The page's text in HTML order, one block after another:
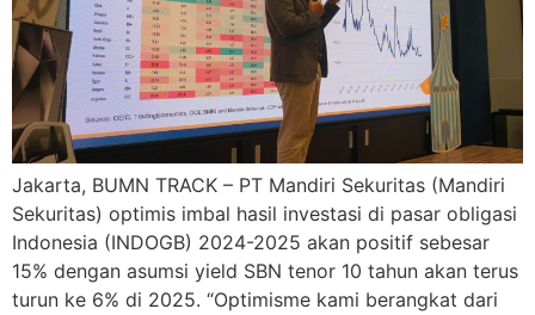
Jakarta, BUMN TRACK – PT Mandiri Sekuritas (Mandiri
Sekuritas) optimis imbal hasil investasi di pasar obligasi
Indonesia (INDOGB) 2024-2025 akan positif sebesar
15% dengan asumsi yield SBN tenor 10 tahun akan terus
turun ke 6% di 2025. “Optimisme kami berangkat dari